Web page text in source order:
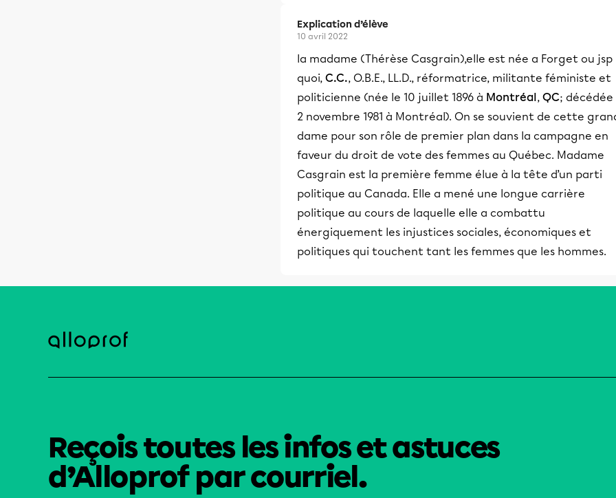
Explication d’élève
10 avril 2022
la madame (Thérèse Casgrain),elle est née a Forget ou jsp
quoi, C.C., O.B.E., LL.D., réformatrice, militante féministe et
politicienne (née le 10 juillet 1896 à Montréal, QC; décédée
2 novembre 1981 à Montréal). On se souvient de cette
dame pour son rôle de premier plan dans la campagne en
faveur du droit de vote des femmes au Québec. Madame
Casgrain est la première femme élue à la tête d’un parti
politique au Canada. Elle a mené une longue carrière
politique au cours de laquelle elle a combattu
énergiquement les injustices sociales, économiques et
politiques qui touchent tant les femmes que les hommes.
Reçois toutes les infos et astuces
d’Alloprof par courriel.